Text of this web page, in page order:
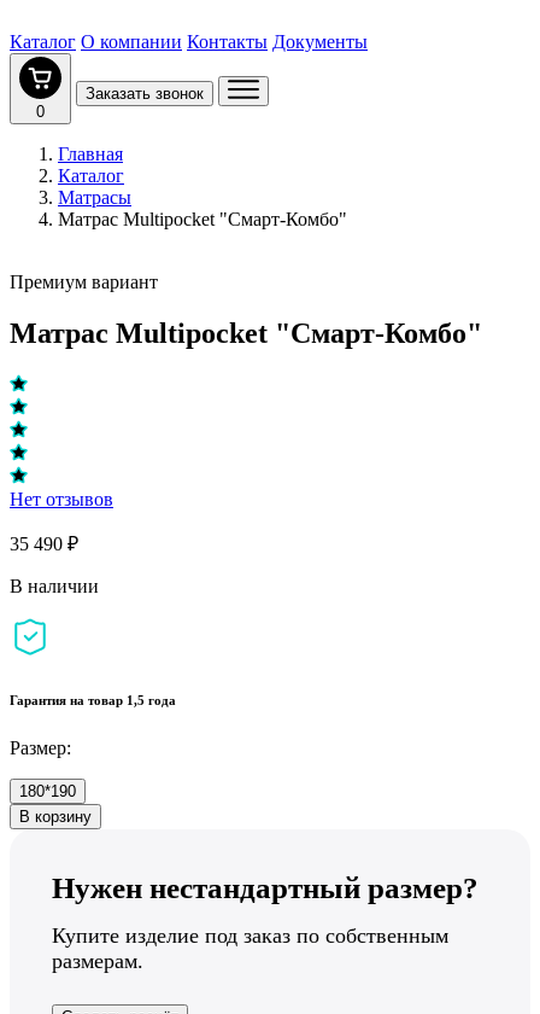
Каталог О компании Контакты Документы
0
Заказать звонок
Главная
Каталог
Матрасы
Матрас Multipocket "Смарт-Комбо"
Премиум вариант
Матрас Multipocket "Смарт-Комбо"
Нет отзывов
35 490 ₽
В наличии
Гарантия на товар 1,5 года
Размер:
180*190
В корзину
Нужен нестандартный размер?
Купите изделие под заказ по собственным
размерам.